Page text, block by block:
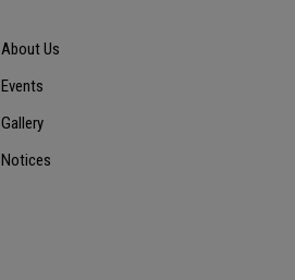
About Us
Events
Gallery
Notices